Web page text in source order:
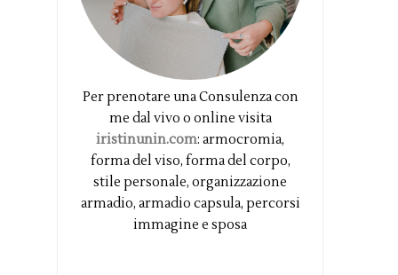
Per prenotare una Consulenza con
me dal vivo o online visita
iristinunin.com: armocromia,
forma del viso, forma del corpo,
stile personale, organizzazione
armadio, armadio capsula, percorsi
immagine e sposa